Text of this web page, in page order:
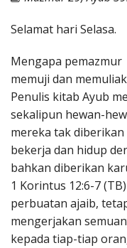
Materi
Selamat hari Selasa.
Mengapa
memuji dan
Penulis kitab Ayub
sekalipun hewan-
mereka tak
bekerja dan hidup
bahkan diberikan
1 Korintus 12:6-7
perbuatan ajaib,
mengerjakan
kepada tiap-tiap